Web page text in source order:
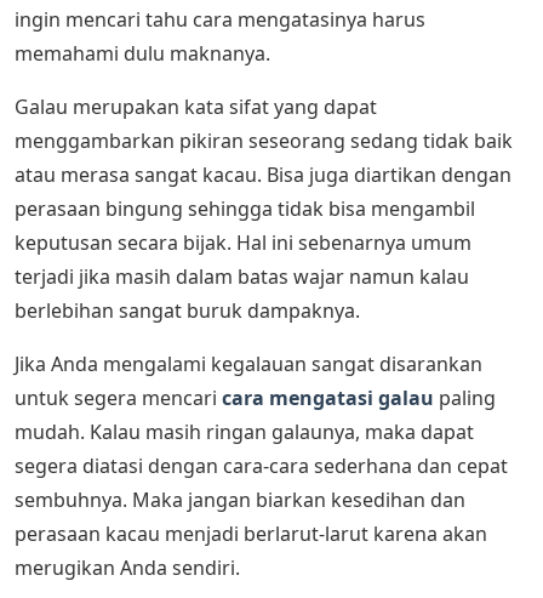
ingin mencari tahu cara mengatasinya harus
memahami dulu maknanya.
Galau merupakan kata sifat yang dapat
menggambarkan pikiran seseorang sedang tidak baik
atau merasa sangat kacau. Bisa juga diartikan dengan
perasaan bingung sehingga tidak bisa mengambil
keputusan secara bijak. Hal ini sebenarnya umum
terjadi jika masih dalam batas wajar namun kalau
berlebihan sangat buruk dampaknya.
Jika Anda mengalami kegalauan sangat disarankan
untuk segera mencari cara mengatasi galau paling
mudah. Kalau masih ringan galaunya, maka dapat
segera diatasi dengan cara-cara sederhana dan cepat
sembuhnya. Maka jangan biarkan kesedihan dan
perasaan kacau menjadi berlarut-larut karena akan
merugikan Anda sendiri.